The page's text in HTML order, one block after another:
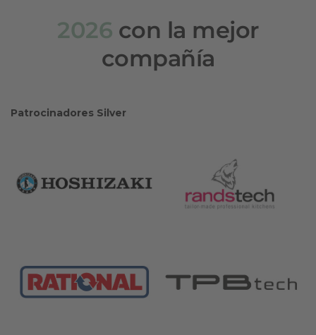
2026 con la mejor
compañía
Patrocinadores Silver